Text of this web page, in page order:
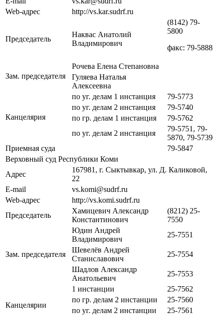
Web-адрес
http://vs.kar.sudrf.ru
Председатель
Наквас Анатолий
Владимирович
(8142) 79-
5800
факс: 79-5888
Зам. председателя
Рочева Елена Степановна
Гуляева Наталья
Алексеевна
Канцелярия
по уг. делам 1 инстанция
79-5773
по уг. делам 2 инстанция
79-5740
по гр. делам 1 инстанция
79-5762
по уг. делам 2 инстанция
79-5751, 79-
5870, 79-5739
Приемная суда
79-5847
Верховный суд Республики Коми
Адрес
167981, г. Сыктывкар, ул. Д. Каликовой,
22
E-mail
vs.komi@sudrf.ru
Web-адрес
http://vs.komi.sudrf.ru
Председатель
Хамицевич Александр
Константинович
(8212) 25-
7550
Зам. председателя
Юдин Андрей
Владимирович
25-7551
Шевелёв Андрей
Станиславович
25-7554
Шадлов Александр
Анатольевич
25-7553
Канцелярии
1 инстанции
25-7562
по гр. делам 2 инстанции
25-7560
по уг. делам 2 инстанции
25-7561